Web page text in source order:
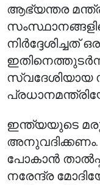
ആഭ്യന്തര
സ്വദേശിയായ
ഇന്ത്യയുടെ
അനുവദിക്കണം.
പോകാൻ
നരേന്ദ്ര